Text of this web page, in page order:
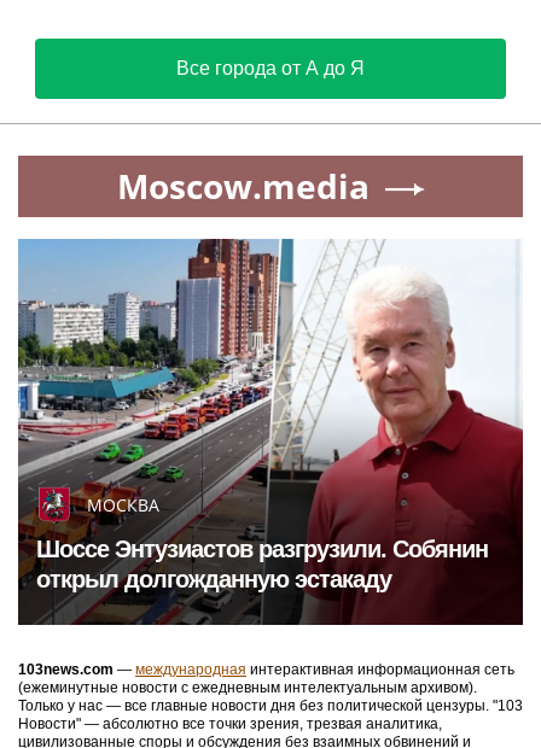
Все города от А до Я
Moscow.media
МОСКВА
Шоссе Энтузиастов разгрузили. Собянин
открыл долгожданную эстакаду
103news.com — международная интерактивная информационная сеть
(ежеминутные новости с ежедневным интелектуальным архивом).
Только у нас — все главные новости дня без политической цензуры. "103
Новости" — абсолютно все точки зрения, трезвая аналитика,
цивилизованные споры и обсуждения без взаимных обвинений и